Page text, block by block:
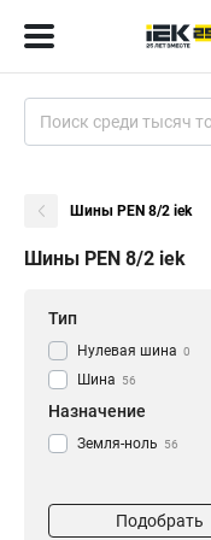
Шины PEN 8/2 iek
Шины PEN 8/2 iek
Тип
Нулевая шина 0
Шина 56
Назначение
Земля-ноль 56
Подобрать